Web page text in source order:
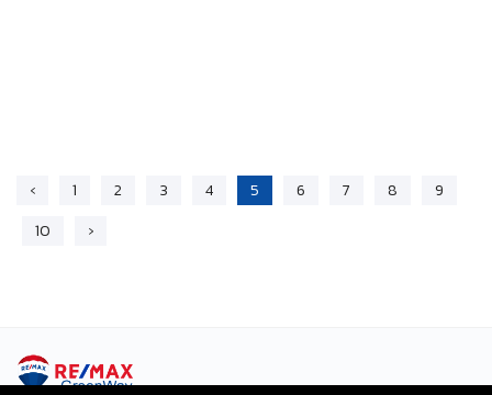
‹ 1 2 3 4 5 6 7 8
9
10
›